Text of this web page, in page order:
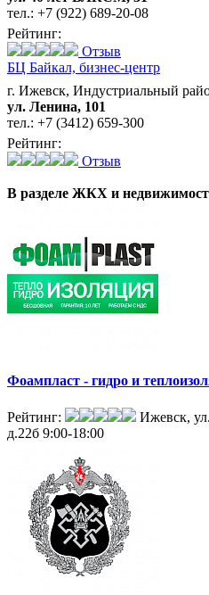
тел.: +7 (922) 689-20-08
Рейтинг:
Отзыв
БЦ Байкал, бизнес-центр
г. Ижевск, Индустриальный
ул. Ленина, 101
тел.: +7 (3412) 659-300
Рейтинг:
Отзыв
В разделе ЖКХ и
Фоампласт - гидро и
Рейтинг:
Ижевск,
д.22б 9:00-18:00